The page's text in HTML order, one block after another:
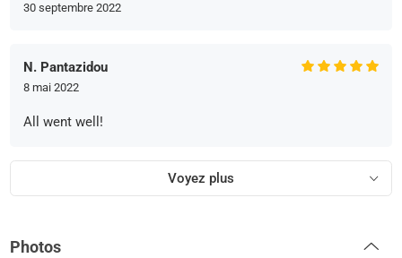
30 septembre 2022
N. Pantazidou
8 mai 2022
All went well!
Voyez plus
Photos